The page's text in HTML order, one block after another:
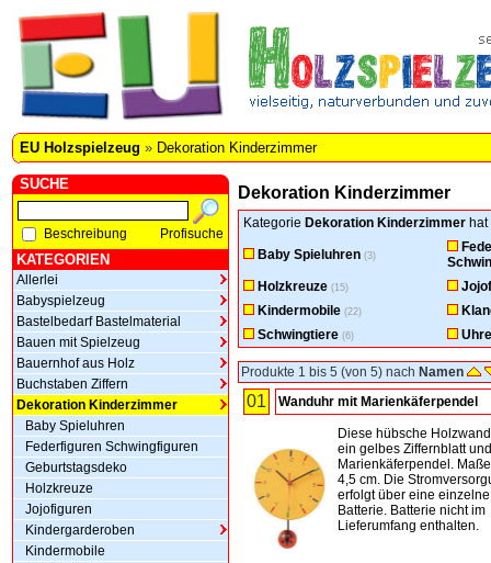
EU Holzspielzeug » Dekoration Kinderzimmer
SUCHE
Beschreibung Profisuche
KATEGORIEN
Allerlei
Babyspielzeug
Bastelbedarf Bastelmaterial
Bauen mit Spielzeug
Bauernhof aus Holz
Buchstaben Ziffern
Dekoration Kinderzimmer
Baby Spieluhren
Federfiguren Schwingfiguren
Geburtstagsdeko
Holzkreuze
Jojofiguren
Kindergarderoben
Kindermobile
Dekoration Kinderzimmer
Kategorie Dekoration Kinderzimmer
Baby Spieluhren (3)
Holzkreuze (15)
Kindermobile (22)
Schwingtiere (6)
Produkte 1 bis 5 (von 5) nach Namen
01 Wanduhr mit Marienkäferpendel
Diese hübsche
ein gelbes Ziffernblatt
Marienkäferpendel.
4,5 cm. Die
erfolgt über eine einzelne
Batterie. Batterie nicht im
Lieferumfang enthalten.